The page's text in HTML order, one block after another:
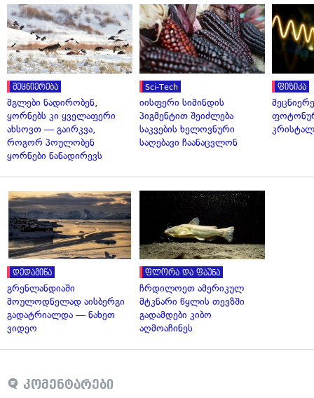
მეცნიერება
მგლები ნადირობენ,
ყორნებს კი ყველაფერი
ახსოვთ — გაირკვა,
როგორ პოულობენ
ყორნები ნანადირევს
Sci-Tech
იისფერი სიმინდის
პიგმენტით შეიძლება
საკვების ხელოვნური
საღებავი ჩაანაცვლონ
ფიზიკა
დედამიწა
გრენლანდიაში
მოულოდნელად აისბერგი
გადატრიალდა — ნახეთ
ვიდეო
ფლორა და ფაუნა
ჩრდილოეთ ამერიკულ
მტკნარი წყლის თევზში
გადამდები კიბო
აღმოაჩინეს
კომენტარები